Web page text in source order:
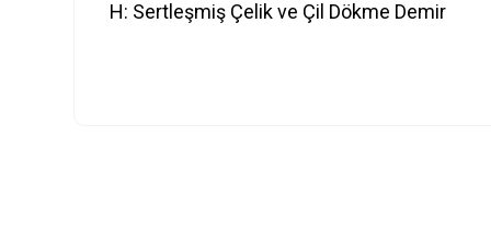
H: Sertleşmiş Çelik ve Çil Dökme Demir